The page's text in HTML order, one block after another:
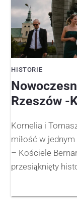
HISTORIE
Rzeszów -
Kornelia i
miłość w
– Kościele
przesiąknięty